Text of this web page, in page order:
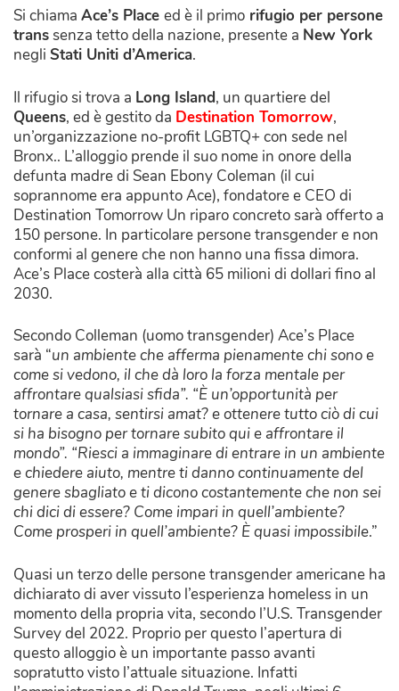
Si chiama Ace’s Place ed è il primo rifugio per persone
transsenza tetto della nazione, presente a New York
negli Stati Uniti d’America.
Il rifugio si trova a Long Island, un quartiere del
Queens, ed è gestito da Destination Tomorrow,
un’organizzazione no-profit LGBTQ+ con sede nel
Bronx.. L’alloggio prende il suo nome in onore della
defunta madre di Sean Ebony Coleman (il cui
soprannome era appunto Ace), fondatore e CEO di
Destination Tomorrow Un riparo concreto sarà offerto a
150 persone. In particolare persone transgender e non
conformi al genere che non hanno una fissa dimora.
Ace’s Place costerà alla città 65 milioni di dollari fino al
2030.
Secondo Colleman (uomo transgender) Ace’s Place
sarà “un ambiente che afferma pienamente chi sono e
come si vedono, il che dà loro la forza mentale per
affrontare qualsiasi sfida”. “È un’opportunità per
tornare a casa, sentirsi amat? e ottenere tutto ciò di cui
si ha bisogno per tornare subito qui e affrontare il
mondo”. “Riesci a immaginare di entrare in un ambiente
e chiedere aiuto, mentre ti danno continuamente del
genere sbagliato e ti dicono costantemente che non sei
chi dici di essere? Come impari in quell’ambiente?
Come prosperi in quell’ambiente? È quasi impossibile.”
Quasi un terzo delle persone transgender americane ha
dichiarato di aver vissuto l’esperienza homeless in un
momento della propria vita, secondo l’U.S. Transgender
Survey del 2022. Proprio per questo l’apertura di
questo alloggio è un importante passo avanti
sopratutto visto l’attuale situazione. Infatti